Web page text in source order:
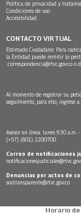
Política de privacidad y
Condiciones de uso
Accesibilidad
CONTACTO VIRTUAL
Estimado Ciudadano: Para
la Entidad puede remitir lo
correspondencia@rtvc.gov.co o
Al momento de registrar su
seguimiento, para ello, ingrese a:
Asesor en línea: lunes 9:30 a.m.
(+57) (601) 2200700
Correo de notificaciones
Denuncias por actos de
soytransparente@rtvc.gov.co
Horario